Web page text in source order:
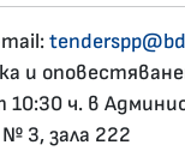
и
10:30 ч. в
3, зала 222